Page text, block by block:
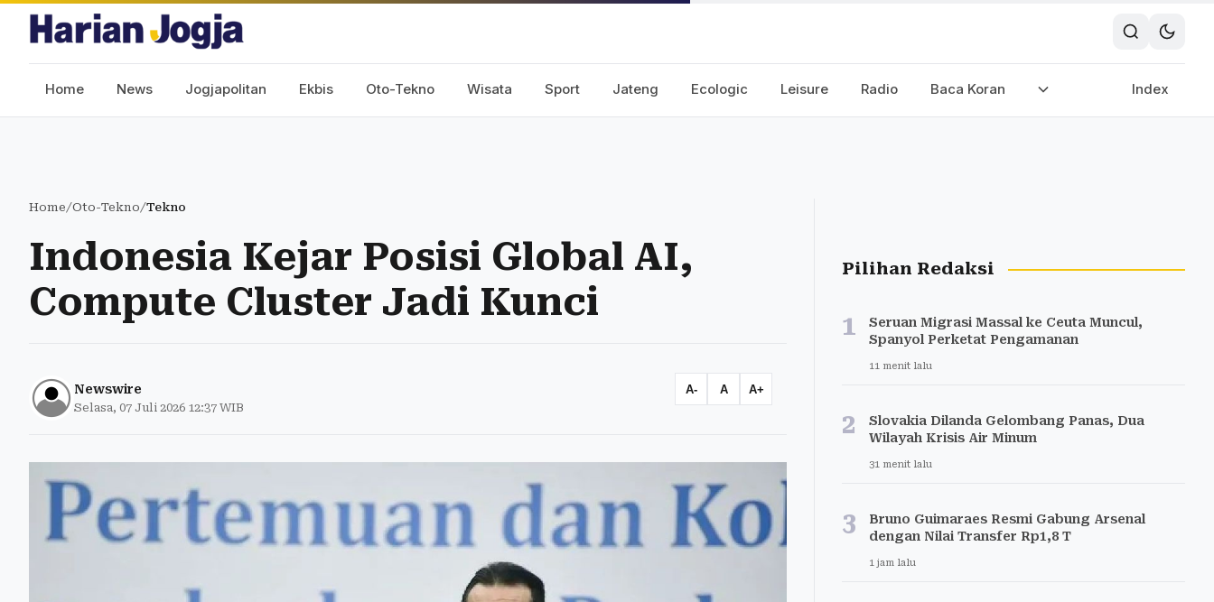
Home News Jogjapolitan Ekbis Oto-Tekno Wisata Sport Jateng Ecologic Leisure Radio Baca Koran Index
Home/Oto-Tekno/Tekno
Indonesia Kejar Posisi Global AI,
Compute Cluster Jadi Kunci
Newswire
Selasa, 07 Juli 2026 12:37 WIB
A- A A+
Pilihan Redaksi
1
Seruan Migrasi Massal ke Ceuta Muncul,
Spanyol Perketat Pengamanan
11 menit lalu
2
Slovakia Dilanda Gelombang Panas, Dua
Wilayah Krisis Air Minum
31 menit lalu
3
Bruno Guimaraes Resmi Gabung Arsenal
dengan Nilai Transfer Rp1,8 T
1 jam lalu